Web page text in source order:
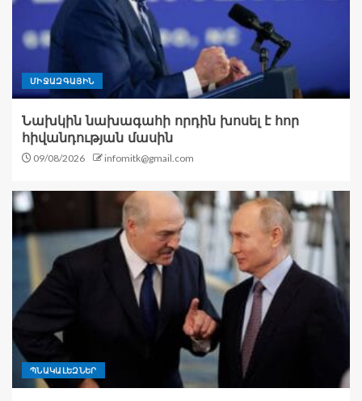
ՄԻՋԱԶԳԱՅԻՆ
Նախկին նախագահի որդին խոսել է հոր
հիվանդության մասին
09/08/2026 infomitk@gmail.com
ՊՆԱԿԱԼԵԶՆԵՐ